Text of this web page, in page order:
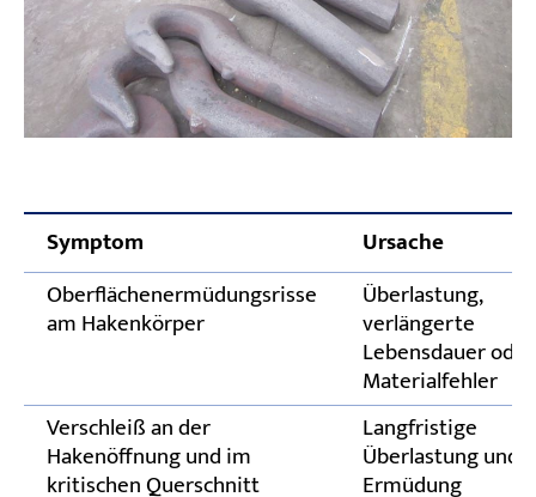
Symptom
Ursache
Oberflächenermüdungsrisse
am Hakenkörper
Überlastung,
verlängerte
Lebensdauer oder
Materialfehler
Verschleiß an der
Hakenöffnung und im
kritischen Querschnitt
Langfristige
Überlastung und
Ermüdung